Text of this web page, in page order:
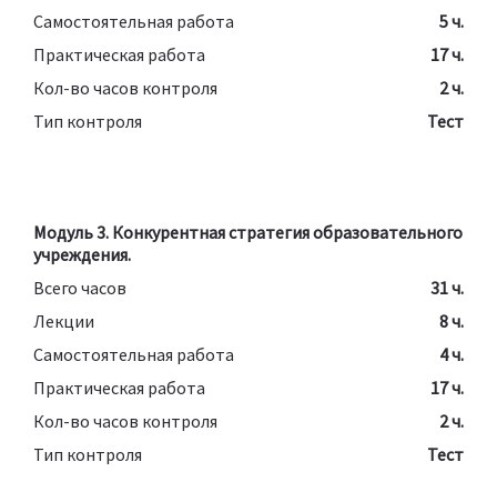
Самостоятельная работа
5 ч.
Практическая работа
17 ч.
Кол-во часов контроля
2 ч.
Тип контроля
Тест
Модуль 3. Конкурентная стратегия образовательного
учреждения.
Всего часов
31 ч.
Лекции
8 ч.
Самостоятельная работа
4 ч.
Практическая работа
17 ч.
Кол-во часов контроля
2 ч.
Тип контроля
Тест